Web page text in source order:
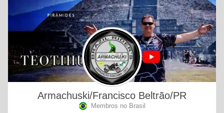
Armachuski/Francisco Beltrão/PR
Membros no Brasil